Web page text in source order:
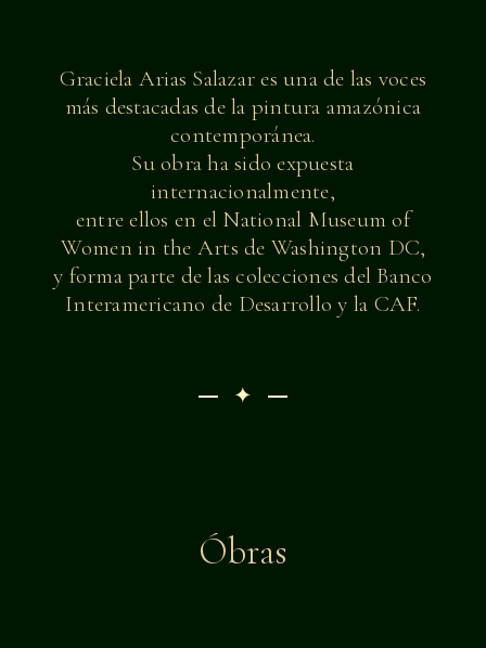
Graciela Arias Salazar es una de las voces
más destacadas de la pintura amazónica
contemporánea.
Su obra ha sido expuesta
internacionalmente,
entre ellos en el National Museum of
Women in the Arts de Washington DC,
y forma parte de las colecciones del Banco
Interamericano de Desarrollo y la CAF.
✦
Óbras